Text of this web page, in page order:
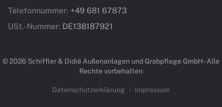
Telefonnummer: +49 681 67873
USt.-Nummer: DE138187921
© 2026 Schiffler & Didié Außenanlagen und Grabpflege GmbH - Alle
Rechte vorbehalten
Datenschutzerklärung • Impressum